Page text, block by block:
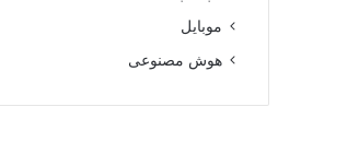
موبایل
هوش مصنوعی